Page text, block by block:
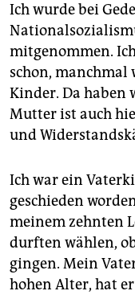
Ich wurde bei
mitgenommen.
schon, manchmal
Kinder. Da haben
Mutter ist auch
und
Ich war ein
geschieden
meinem zehnten
durften wählen,
gingen. Mein
hohen Alter, hat